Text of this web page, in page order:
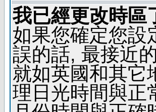
我已經更改時區
如果您確定您設
誤的話, 最接近
就如英國和其它
理日光時間與正